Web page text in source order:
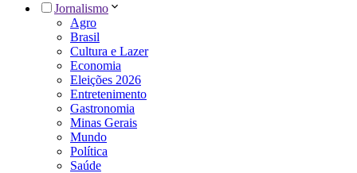
Jornalismo
Agro
Brasil
Cultura e Lazer
Economia
Eleições 2026
Entretenimento
Gastronomia
Minas Gerais
Mundo
Política
Saúde